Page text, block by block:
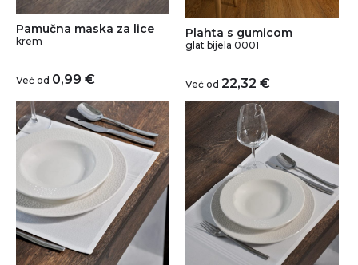
Pamučna maska za lice
krem
Već od 0,99 €
Plahta s gumicom
glat bijela 0001
Već od 22,32 €